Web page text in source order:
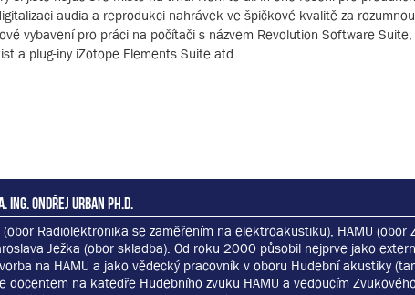
audia a reprodukci nahrávek ve špičkové kvalitě za
vybavení pro práci na počítači s názvem Revolution Software
a plug-iny iZotope Elements Suite atd.
Ing. Ondřej Urban Ph.D.
(obor Radiolektronika se zaměřením na elektroakustiku), HAMU (obor
Ježka (obor skladba). Od roku 2000 působil nejprve jako
na HAMU a jako vědecký pracovník v oboru Hudební akustiky
docentem na katedře Hudebního zvuku HAMU a vedoucím